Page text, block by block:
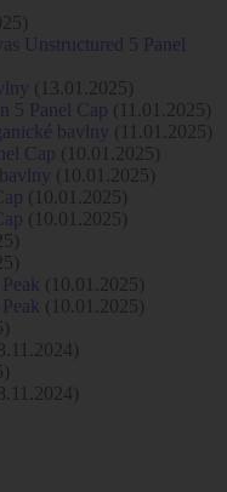
Unstructured 5 Panel
(13.01.2025)
5 Panel Cap (11.01.2025)
bavlny (11.01.2025)
Cap (10.01.2025)
(10.01.2025)
(10.01.2025)
(10.01.2025)
(10.01.2025)
(10.01.2025)